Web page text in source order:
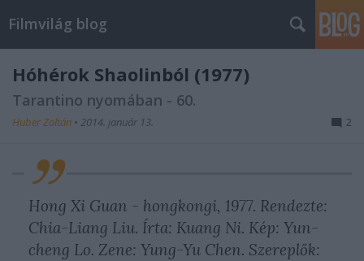
Filmvilág blog
Hóhérok Shaolinból (1977)
Tarantino nyomában - 60.
Huber Zoltán • 2014. január 13. 2
Hong Xi Guan - hongkongi, 1977. Rendezte:
Chia-Liang Liu. Írta: Kuang Ni. Kép: Yun-
cheng Lo. Zene: Yung-Yu Chen. Szereplők: